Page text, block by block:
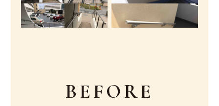
BEFORE